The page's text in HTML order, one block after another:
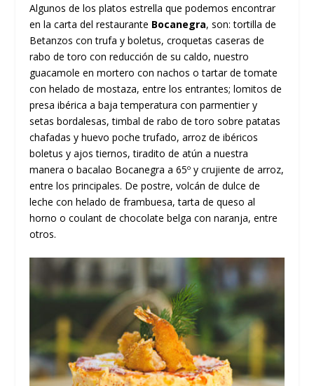
Algunos de los platos estrella que podemos encontrar
en la carta del restaurante Bocanegra, son: tortilla de
Betanzos con trufa y boletus, croquetas caseras de
rabo de toro con reducción de su caldo, nuestro
guacamole en mortero con nachos o tartar de tomate
con helado de mostaza, entre los entrantes; lomitos de
presa ibérica a baja temperatura con parmentier y
setas bordalesas, timbal de rabo de toro sobre patatas
chafadas y huevo poche trufado, arroz de ibéricos
boletus y ajos tiernos, tiradito de atún a nuestra
manera o bacalao Bocanegra a 65º y crujiente de arroz,
entre los principales. De postre, volcán de dulce de
leche con helado de frambuesa, tarta de queso al
horno o coulant de chocolate belga con naranja, entre
otros.